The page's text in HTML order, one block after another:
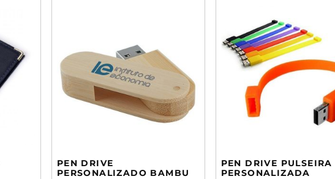
PEN DRIVE
PERSONALIZADO BAMBU
PEN DRIVE PULSEIRA
PERSONALIZADA